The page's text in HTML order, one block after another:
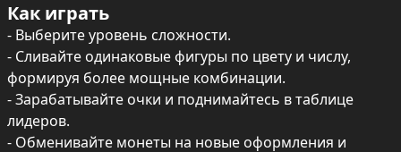
Как играть
- Выберите уровень сложности.
- Сливайте одинаковые фигуры по цвету и числу,
формируя более мощные комбинации.
- Зарабатывайте очки и поднимайтесь в таблице
лидеров.
- Обменивайте монеты на новые оформления и